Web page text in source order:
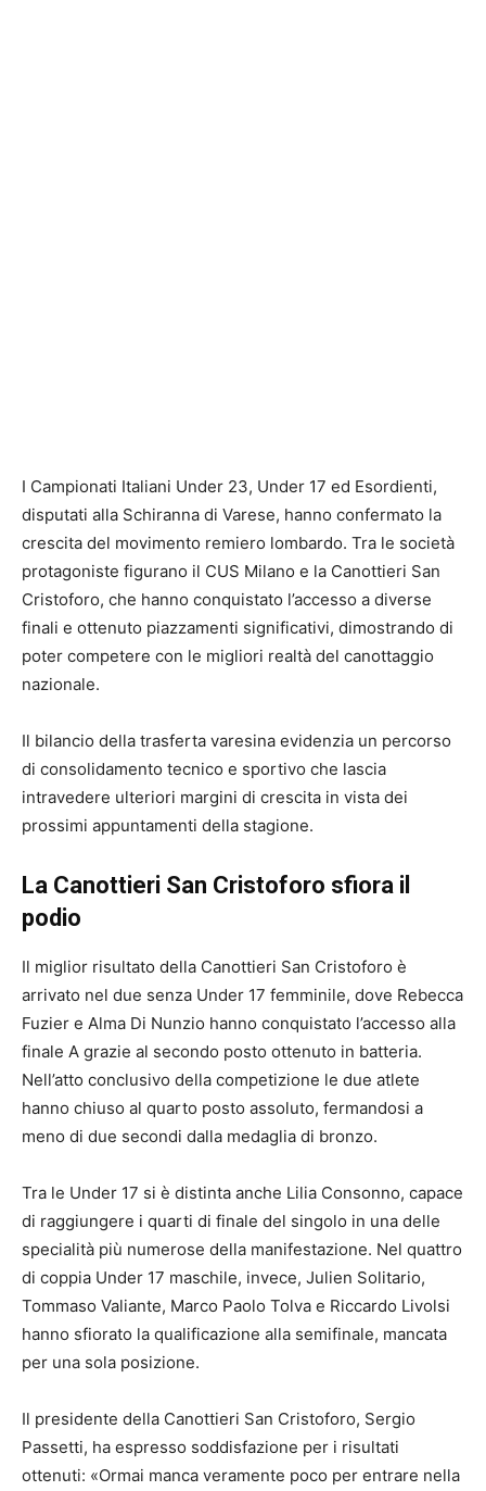
I Campionati Italiani Under 23, Under 17 ed Esordienti,
disputati alla Schiranna di Varese, hanno confermato la
crescita del movimento remiero lombardo. Tra le società
protagoniste figurano il CUS Milano e la Canottieri San
Cristoforo, che hanno conquistato l’accesso a diverse
finali e ottenuto piazzamenti significativi, dimostrando di
poter competere con le migliori realtà del canottaggio
nazionale.
Il bilancio della trasferta varesina evidenzia un percorso
di consolidamento tecnico e sportivo che lascia
intravedere ulteriori margini di crescita in vista dei
prossimi appuntamenti della stagione.
La Canottieri San Cristoforo sfiora il
podio
Il miglior risultato della Canottieri San Cristoforo è
arrivato nel due senza Under 17 femminile, dove Rebecca
Fuzier e Alma Di Nunzio hanno conquistato l’accesso alla
finale A grazie al secondo posto ottenuto in batteria.
Nell’atto conclusivo della competizione le due atlete
hanno chiuso al quarto posto assoluto, fermandosi a
meno di due secondi dalla medaglia di bronzo.
Tra le Under 17 si è distinta anche Lilia Consonno, capace
di raggiungere i quarti di finale del singolo in una delle
specialità più numerose della manifestazione. Nel quattro
di coppia Under 17 maschile, invece, Julien Solitario,
Tommaso Valiante, Marco Paolo Tolva e Riccardo Livolsi
hanno sfiorato la qualificazione alla semifinale, mancata
per una sola posizione.
Il presidente della Canottieri San Cristoforo, Sergio
Passetti, ha espresso soddisfazione per i risultati
ottenuti: «Ormai manca veramente poco per entrare nella